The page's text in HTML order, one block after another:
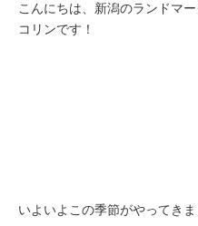
こんにちは、新潟のランドマ
コリンです！
いよいよこの季節がやってきま